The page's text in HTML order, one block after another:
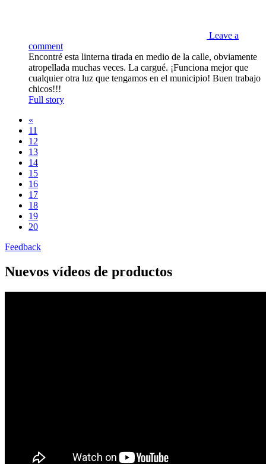
Leave a
comment
Encontré esta linterna tirada en medio de la calle, obviamente
atropellada muchas veces. La cargué. ¡Funciona mejor que
cualquier otra luz que tengamos en el municipio! Buen trabajo
chicos!!!
Full story
«
11
12
13
14
15
16
17
18
19
20
Feedback
Nuevos vídeos de productos